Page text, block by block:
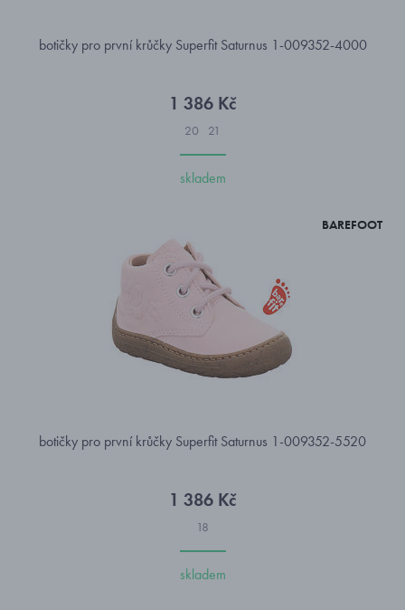
botičky pro první krůčky Superfit Saturnus 1-009352-4000
1 386 Kč
20 21
skladem
BAREFOOT
botičky pro první krůčky Superfit Saturnus 1-009352-5520
1 386 Kč
18
skladem